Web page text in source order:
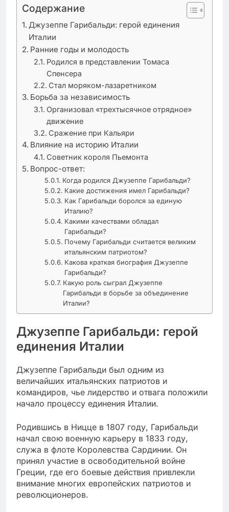
Содержание
Джузеппе Гарибальди: герой единения
Италии
Ранние годы и молодость
Родился в представлении Томаса
Спенсера
Стал моряком-лазаретником
Борьба за независимость
Организовал «трехтысячное отрядное»
движение
Сражение при Кальяри
Влияние на историю Италии
Советник короля Пьемонта
Вопрос-ответ:
Когда родился Джузеппе Гарибальди?
Какие достижения имел Гарибальди?
Как Гарибальди боролся за единую
Италию?
Какими качествами обладал
Гарибальди?
Почему Гарибальди считается великим
итальянским патриотом?
Какова краткая биография Джузеппе
Гарибальди?
Какую роль сыграл Джузеппе
Гарибальди в борьбе за объединение
Италии?
Джузеппе Гарибальди: герой
единения Италии
Джузеппе Гарибальди был одним из
величайших итальянских патриотов и
командиров, чье лидерство и отвага положили
начало процессу единения Италии.
Родившись в Ницце в 1807 году, Гарибальди
начал свою военную карьеру в 1833 году,
служа в флоте Королевства Сардинии. Он
принял участие в освободительной войне
Греции, где его боевые действия привлекли
внимание многих европейских патриотов и
революционеров.